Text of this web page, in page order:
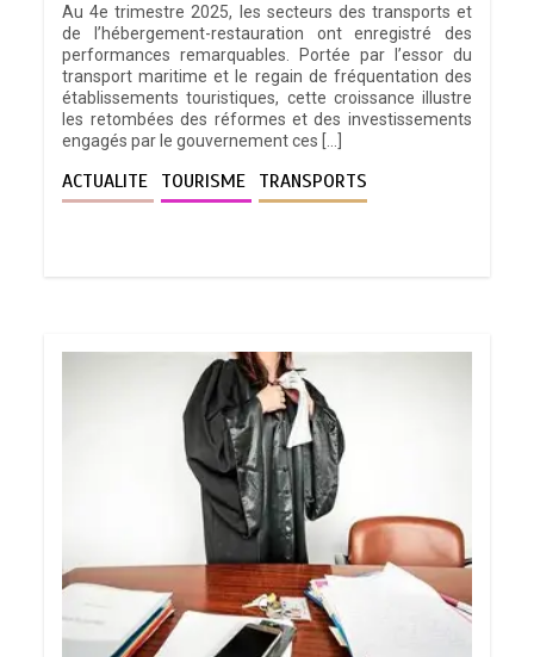
Au 4e trimestre 2025, les secteurs des transports et
de l’hébergement-restauration ont enregistré des
performances remarquables. Portée par l’essor du
transport maritime et le regain de fréquentation des
établissements touristiques, cette croissance illustre
les retombées des réformes et des investissements
engagés par le gouvernement ces […]
ACTUALITE TOURISME TRANSPORTS